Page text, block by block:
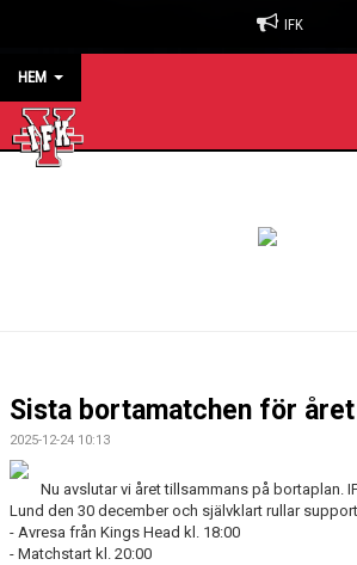
IFK
HEM
KALENDER
KONTAKT
SPONSORER
Sista bortamatchen för året
2025-12-24 10:13
Nu avslutar vi året tillsammans på bortaplan.
Lund den 30 december och självklart rullar
- Avresa från Kings Head kl. 18:00
- Matchstart kl. 20:00